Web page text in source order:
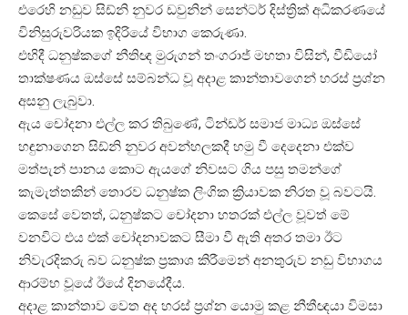
එරෙහි නඩුව සිඩ්නි නුවර ඩවුනින් සෙන්ටර් දිස්ත්‍රික් අධිකරණයේ
විනිසුරුවරියක ඉදිරියේ විභාග කෙරුණා.
එහිදී ධනුෂ්කගේ නීතිඥ මුරුගන් තංගරාජ් මහතා විසින්, වීඩියෝ
තාක්ෂණය ඔස්සේ සම්බන්ධ වූ අදාළ කාන්තාවගෙන් හරස් ප්‍රශ්න
අසනු ලැබුවා.
ඇය චෝදනා එල්ල කර තිබුණේ, ටින්ඩර් සමාජ මාධ්‍ය ඔස්සේ
හඳුනාගෙන සිඩ්නි නුවර අවන්හලකදී හමු වී දෙදෙනා එක්ව
මත්පැන් පානය කොට ඇයගේ නිවසට ගිය පසු තමන්ගේ
කැමැත්තකින් තොරව ධනුෂ්ක ලිංගික ක්‍රියාවක නිරත වූ බවටයි.
කෙසේ වෙතත්, ධනුෂ්කට චෝදනා හතරක් එල්ල වූවත් මේ
වනවිට එය එක් චෝදනාවකට සීමා වී ඇති අතර තමා ඊට
නිවැරදිකරු බව ධනුෂ්ක ප්‍රකාශ කිරීමෙන් අනතුරුව නඩු විභාගය
ආරම්භ වූයේ ඊයේ දිනයේදීය.
අදාළ කාන්තාව වෙත අද හරස් ප්‍රශ්න යොමු කළ නීතීඥයා විමසා